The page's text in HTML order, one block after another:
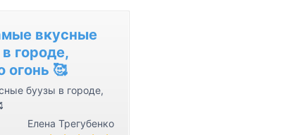
u
m
e
n
u
o
вкусные
городе,
огонь 🥰
буузы в городе,
Елена Трегубенко